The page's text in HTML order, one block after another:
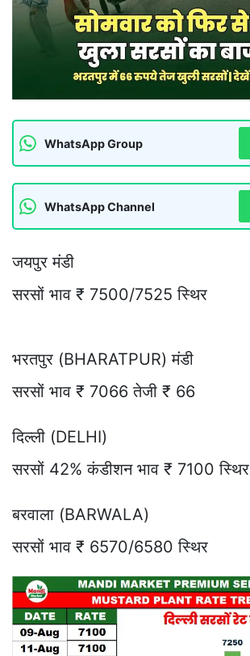
WhatsApp Group
WhatsApp Channel
जयपुर मंडी
सरसों भाव ₹ 7500/7525 स्थिर
भरतपुर (BHARATPUR) मंडी
सरसों भाव ₹ 7066 तेजी ₹ 66
दिल्ली (DELHI)
सरसों 42% कंडीशन भाव ₹ 7100 स्थिर
बरवाला (BARWALA)
सरसों भाव ₹ 6570/6580 स्थिर